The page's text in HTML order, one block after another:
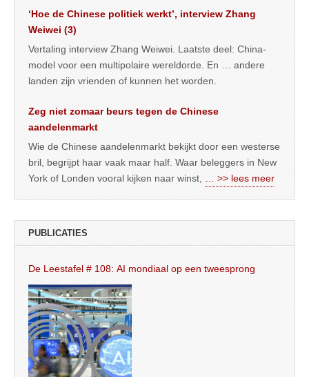
‘Hoe de Chinese politiek werkt’, interview Zhang
Weiwei (3)
Vertaling interview Zhang Weiwei. Laatste deel: China-
model voor een multipolaire wereldorde. En … andere
landen zijn vrienden of kunnen het worden.
Zeg niet zomaar beurs tegen de Chinese
aandelenmarkt
Wie de Chinese aandelenmarkt bekijkt door een westerse
bril, begrijpt haar vaak maar half. Waar beleggers in New
York of Londen vooral kijken naar winst,
… >> lees meer
PUBLICATIES
De Leestafel # 108: AI mondiaal op een tweesprong